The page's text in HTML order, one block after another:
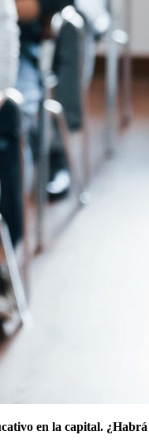
en la capital. ¿Habrá